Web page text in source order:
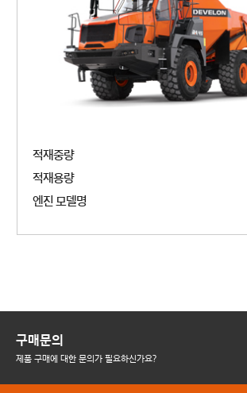
적재중량
적재용량
엔진 모델명
구매문의
제품 구매에 대한 문의가 필요하신가요?